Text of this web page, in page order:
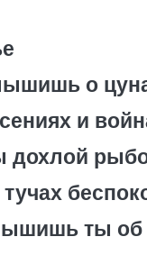
о
и
дохлой
ты об